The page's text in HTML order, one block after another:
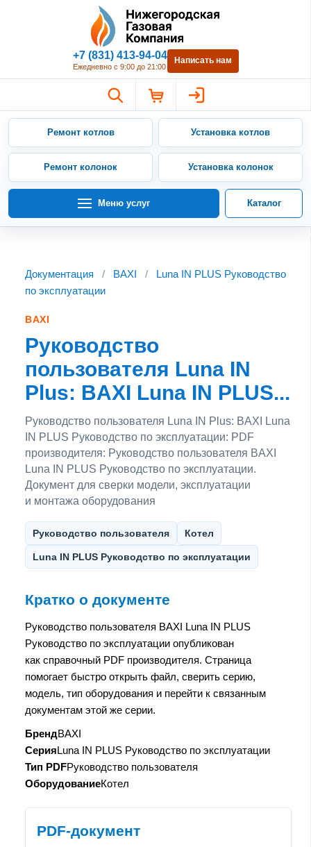
Нижегородская Газовая
+7 (831) 413-94-04
Ежедневно с 9:00 до 21:00
Написать нам
Ремонт котлов Установка котлов
Ремонт колонок Установка колонок
Меню услуг Каталог
Документация / BAXI /
Luna IN PLUS Руководство
по эксплуатации
BAXI
Руководство
пользователя Luna IN
Plus: BAXI Luna IN PLUS...
Руководство пользователя Luna IN Plus: BAXI Luna
IN PLUS Руководство по эксплуатации: PDF
производителя: Руководство пользователя BAXI
Luna IN PLUS Руководство по эксплуатации.
Документ для сверки модели, эксплуатации
и монтажа оборудования
Руководство пользователя Котел
Luna IN PLUS Руководство по эксплуатации
Кратко о документе
Руководство пользователя BAXI Luna IN PLUS
Руководство по эксплуатации опубликован
как справочный PDF производителя. Страница
помогает быстро открыть файл, сверить серию,
модель, тип оборудования и перейти к связанным
документам этой же серии.
БрендBAXI
СерияLuna IN PLUS Руководство по эксплуатации
Тип PDFРуководство пользователя
ОборудованиеКотел
PDF-документ